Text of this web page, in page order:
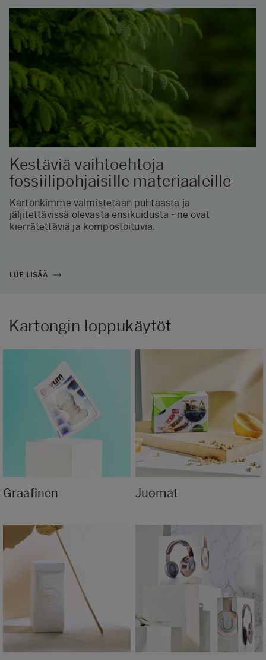
Kestäviä vaihtoehtoja
fossiilipohjaisille materiaaleille
Kartonkimme valmistetaan puhtaasta ja
jäljitettävissä olevasta ensikuidusta - ne ovat
kierrätettäviä ja kompostoituvia.
LUE LISÄÄ
Kartongin loppukäytöt
Graafinen Juomat